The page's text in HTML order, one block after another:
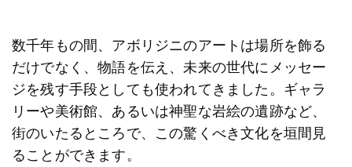
数千年もの間、アボリジニのアートは場所を飾る
だけでなく、物語を伝え、未来の世代にメッセー
ジを残す手段としても使われてきました。ギャラ
リーや美術館、あるいは神聖な岩絵の遺跡など、
街のいたるところで、この驚くべき文化を垣間見
ることができます。